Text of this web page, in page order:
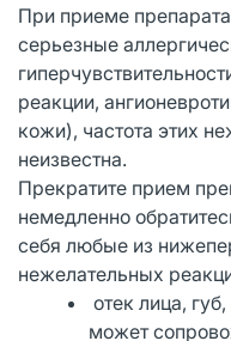
При приеме
серьезные
реакции,
кожи), частота этих
неизвестна.
Прекратите прием
немедленно
себя любые из
нежелательных
отек лица,
может